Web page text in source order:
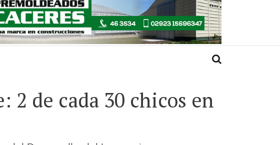
de cada 30 chicos en